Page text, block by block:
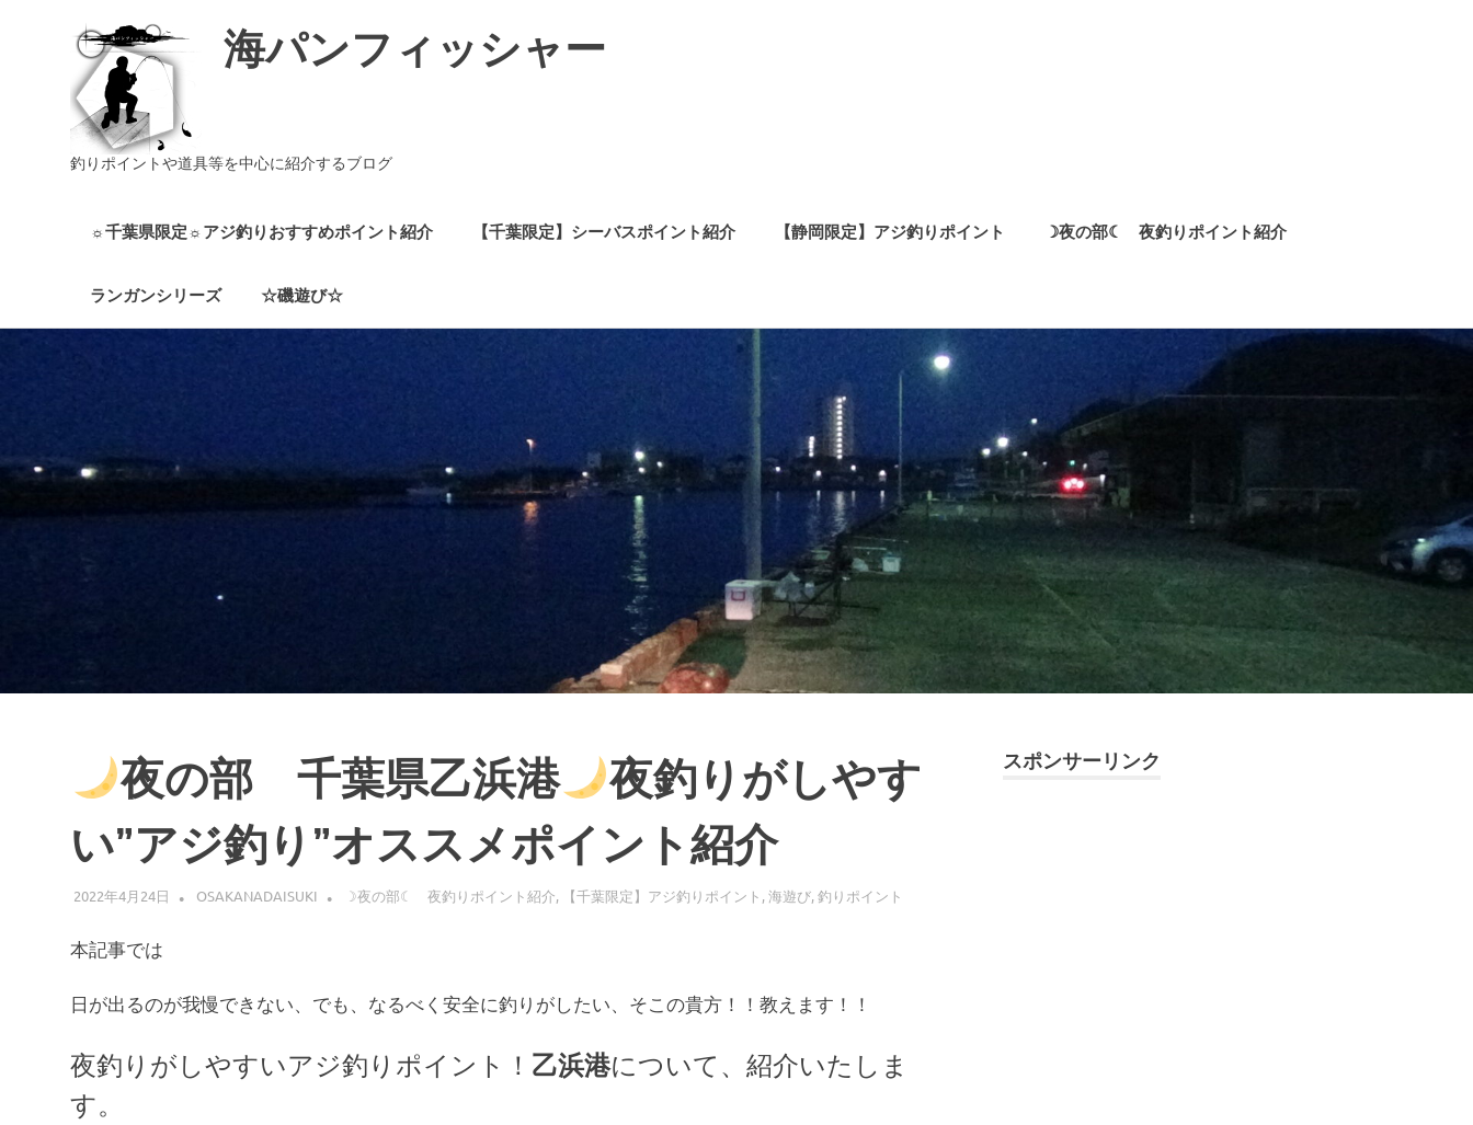
へ
キ
海パンフィッシャー
釣りポイントや道具等を中心に紹介するブログ
☼千葉県限定☼アジ釣りおすすめポイント紹介 【千葉限定】シーバスポイント紹介 【静岡限定】アジ釣りポイント ☽夜の部☾ 夜釣りポイント紹介
ランガンシリーズ ☆磯遊び☆
夜の部 千葉県乙浜港
夜釣りがしやす
い”アジ釣り”オススメポイント紹介
2022年4月24日 OSAKANADAISUKI ☽夜の部☾ 夜釣りポイント紹介, 【千葉限定】アジ釣りポイント ,海遊び,釣りポイント
本記事では
日が出るのが我慢できない、でも、なるべく安全に釣りがしたい、そこの貴方！！教えます！！
夜釣りがしやすいアジ釣りポイント！ 乙浜港について、紹介いたしま
す。
スポンサーリンク